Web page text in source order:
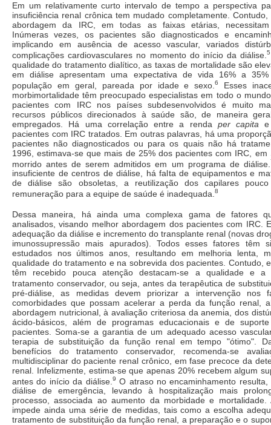
Em um relativamente curto intervalo de tempo a perspectiva
insuficiência renal crônica tem mudado completamente.
abordagem da IRC, em todas as faixas etárias,
Inúmeras vezes, os pacientes são diagnosticados e
implicando em ausência de acesso vascular, variados
complicações cardiovasculares no momento do início da diálise.5
qualidade do tratamento dialítico, as taxas de mortalidade são
em diálise apresentam uma expectativa de vida 16% a
população em geral, pareada por idade e sexo.6
Esses
morbimortalidade têm preocupado especialistas em todo o
pacientes com IRC nos países subdesenvolvidos é muito
recursos públicos direcionados à saúde são, de maneira
empregados. Há uma correlação entre a renda per capita e
pacientes com IRC tratados. Em outras palavras, há uma
pacientes não diagnosticados ou para os quais não há
1996, estimava-se que mais de 25% dos pacientes com IRC, em
morrido antes de serem admitidos em um programa de diálise.
insuficiente de centros de diálise, há falta de equipamentos e
de diálise são obsoletas, a reutilização dos capilares
remuneração para a equipe de saúde é inadequada. 8
Dessa maneira, há ainda uma complexa gama de fatores
analisados, visando melhor abordagem dos pacientes com IRC.
adequação da diálise e incremento do transplante renal (novas
imunossupressão mais apurados). Todos esses fatores têm
estudados nos últimos anos, resultando em melhoria lenta,
qualidade do tratamento e na sobrevida dos pacientes. Contudo,
têm recebido pouca atenção destacam-se a qualidade e a
tratamento conservador, ou seja, antes da terapêutica de
pré-diálise, as medidas devem priorizar a intervenção nos
comorbidades que possam acelerar a perda da função renal,
abordagem nutricional, à avaliação criteriosa da anemia, dos
ácido-básicos, além de programas educacionais e de
pacientes. Soma-se a garantia de um adequado acesso
terapia de substituição da função renal em tempo "ótimo".
benefícios do tratamento conservador, recomenda-se
multidisciplinar do paciente renal crônico, em fase precoce da
renal. Infelizmente, estima-se que apenas 20% recebem algum
antes do início da diálise. 9 O atraso no encaminhamento
diálise de emergência, levando à hospitalização mais
processo, associada ao aumento da morbidade e mortalidade.
impede ainda uma série de medidas, tais como a escolha
tratamento de substituição da função renal, a preparação e o